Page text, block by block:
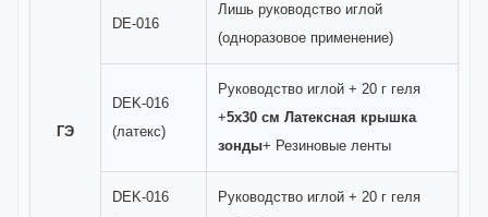
ГЭ
DE-016
Лишь руководство иглой
(одноразовое применение)
DEK-016
(латекс)
Руководство иглой + 20 г геля
+5x30 см Латексная крышка
зонды+ Резиновые ленты
DEK-016
Руководство иглой + 20 г геля